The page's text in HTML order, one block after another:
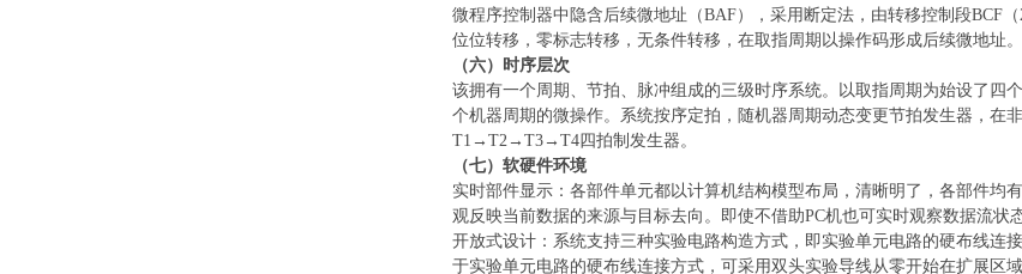
微程序控制器中隐含后续微地址（BAF），采用断定法，由转移控制段BCF
位位转移，零标志转移，无条件转移，在取指周期以操作码形成后续微地址。
（六） 时序层次
该拥有一个周期、节拍、脉冲组成的三级时序系统。以取指周期为始设了四
个机器周期的微操作。系统按序定拍，随机器周期动态变更节拍发生器，
T1→T2→T3→T4四拍制发生器。
（七） 软硬件环境
实时部件显示：各部件单元都以计算机结构模型布局，清晰明了，各部件均
观反映当前数据的来源与目标去向。即使不借助PC机也可实时观察数据流状
开放式设计：系统支持三种实验电路构造方式，即实验单元电路的硬布线连
于实验单元电路的硬布线连接方式，可采用双头实验导线从零开始在扩展区